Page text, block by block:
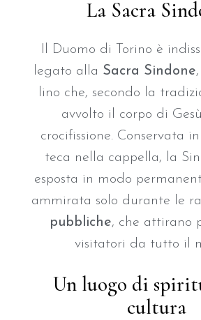
La Sacra
Il Duomo di Torino è
legato alla Sacra Sindone
lino che, secondo la
avvolto il corpo di
crocifissione. Conservata
teca nella cappella, la
esposta in modo
ammirata solo durante le
pubbliche, che attirano
visitatori da tutto il
Un luogo di
cultura